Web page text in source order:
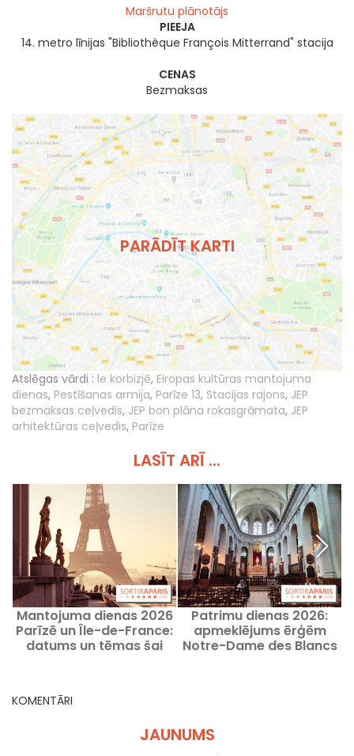
Maršrutu plānotājs
PIEEJA
14. metro līnijas "Bibliothèque François Mitterrand" stacija
CENAS
Bezmaksas
PARĀDĪT KARTI
Atslēgas vārdi : le korbizjē, Eiropas kultūras mantojuma
dienas, Pestīšanas armija, Parīze 13, Stacijas rajons, JEP
bezmaksas ceļvedis, JEP bon plāna rokasgrāmata, JEP
arhitektūras ceļvedis, Parīze
LASĪT ARĪ ...
Mantojuma dienas 2026
Parīzē un Île-de-France:
datums un tēmas šai
Patrimu dienas 2026:
apmeklējums ērģēm
Notre-Dame des Blancs
KOMENTĀRI
JAUNUMS